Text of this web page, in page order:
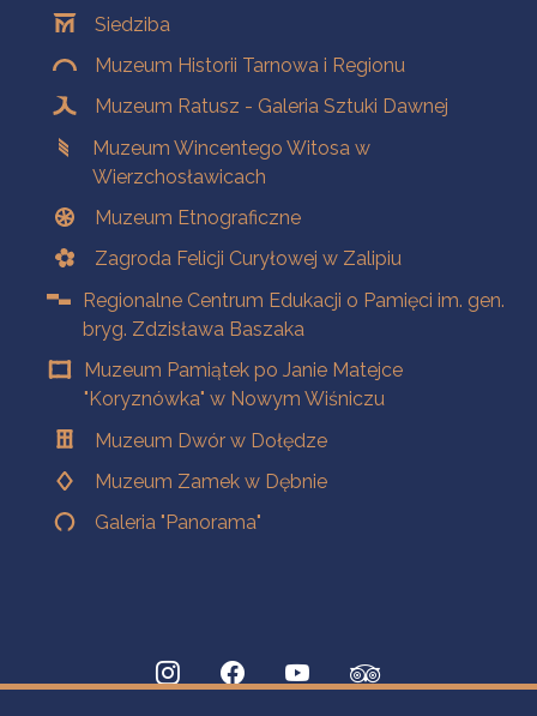
Siedziba
Muzeum Historii Tarnowa i Regionu
Muzeum Ratusz - Galeria Sztuki Dawnej
Muzeum Wincentego Witosa w
Wierzchosławicach
Muzeum Etnograficzne
Zagroda Felicji Curyłowej w Zalipiu
Regionalne Centrum Edukacji o Pamięci im. gen.
bryg. Zdzisława Baszaka
Muzeum Pamiątek po Janie Matejce
"Koryznówka" w Nowym Wiśniczu
Muzeum Dwór w Dołędze
Muzeum Zamek w Dębnie
Galeria "Panorama"